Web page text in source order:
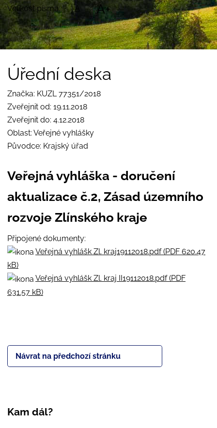
Velikost písma: A A+
Úřední deska
Značka: KUZL 77351/2018
Zveřejnit od: 19.11.2018
Zveřejnit do: 4.12.2018
Oblast: Veřejné vyhlášky
Původce: Krajský úřad
Veřejná vyhláška - doručení
aktualizace č.2, Zásad územního
rozvoje Zlínského kraje
Připojené dokumenty:
Veřejná vyhlášk Zl. kraj19112018.pdf (PDF 620.47
kB)
Veřejná vyhlášk Zl. kraj II19112018.pdf (PDF
631.57 kB)
Návrat na předchozí stránku
Kam dál?